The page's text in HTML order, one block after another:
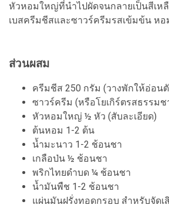
หัวหอมใหญ่ที่นำไปผัดจนกลายเป็นสีเห
เบสครีมชีสและซาวร์ครีมรสเข้มข้น หอ
ส่วนผสม
ครีมชีส 250 กรัม (วางพักให้อ่อ
ซาวร์ครีม (หรือโยเกิร์ตรสธรรมช
หัวหอมใหญ่ ½ หัว (สับละเอียด)
ต้นหอม 1-2 ต้น
น้ำมะนาว 1-2 ช้อนชา
เกลือป่น ½ ช้อนชา
พริกไทยดำบด ¼ ช้อนชา
น้ำมันพืช 1-2 ช้อนชา
แผ่นมันฝรั่งทอดกรอบ สำหรับจัดเ